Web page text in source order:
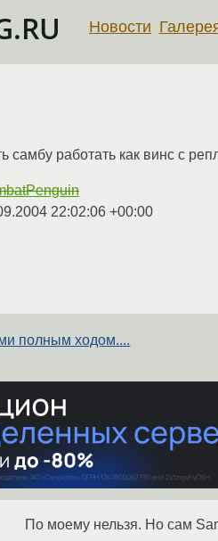
Новости
самбу работать как винс с
22:02:06 +00:00
полным ходом....
По моему нельзя. Но сам